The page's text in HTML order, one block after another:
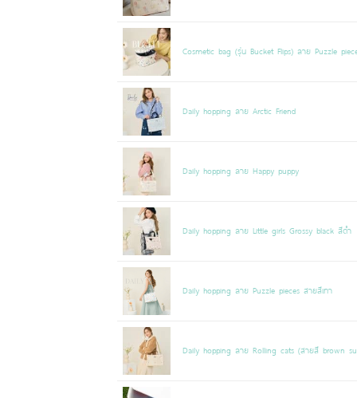
Cosmetic bag (รุ่น Bucket Flips) ลาย Puzzle
Daily hopping ลาย Arctic Friend
Daily hopping ลาย Happy puppy
Daily hopping ลาย Little girls Grossy black สีดำ
Daily hopping ลาย Puzzle pieces สายสีเทา
Daily hopping ลาย Rolling cats (สายสี brown